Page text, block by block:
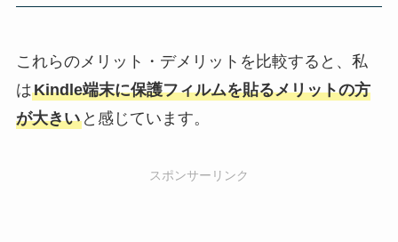
これらのメリット・デメリットを比較すると、私
はKindle端末に保護フィルムを貼るメリットの方
が大きいと感じています。
スポンサーリンク